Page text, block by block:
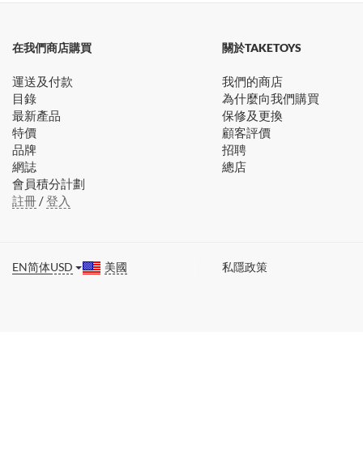
在我們商店購買
運送及付款
目錄
最新產品
特價
品牌
網誌
會員積分計劃
註冊/登入
關於TAKETOYS
我們的商店
為什麼向我們購買
保修及更換
顧客評價
招聘
總店
EN简体USD 美國 私隱政策